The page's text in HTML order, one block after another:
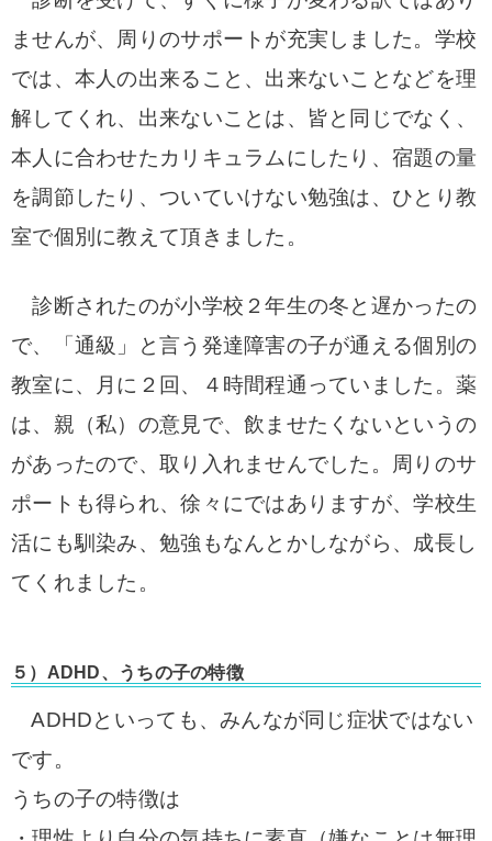
ませんが、 周りのサポートが充実しました。 学校
では、本人の出来ること、出来ないことなどを理
解してくれ、 出来ないことは、皆と同じでなく、
本人に合わせたカリキュラムにしたり、宿題の量
を調節したり、 ついていけない勉強は、ひとり教
室で個別に教えて頂きました。
診断されたのが小学校２年生の冬と遅かったの
で、「 通級」と言う発達障害の子が通える個別の
教室に、
月に２回、４時間程通っていました。 薬
は、親（私）の意見で、飲ませたくないというの
があったので、 取り入れませんでした。 周りのサ
ポートも得られ、徐々にではありますが、学校生
活にも馴染み、勉強もなんとかしながら、成長し
てくれました。
５）ADHD、うちの子の特徴
ADHDといっても、みんなが同じ症状ではない
です。
うちの子の特徴は